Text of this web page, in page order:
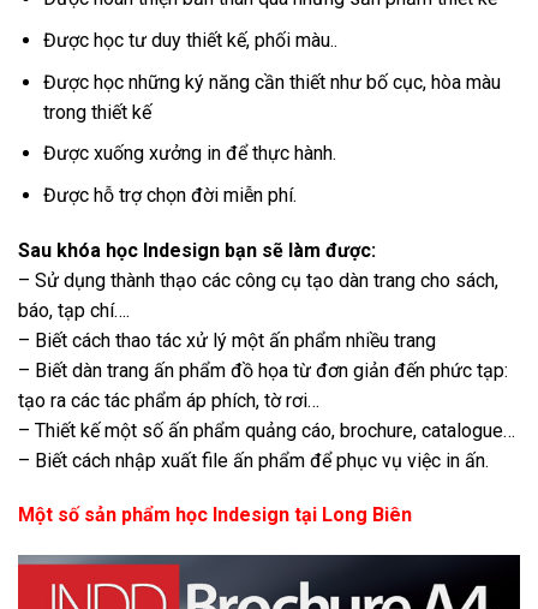
Được học tư duy thiết kế, phối màu..
Được học những ký năng cần thiết như bố cục, hòa màu
trong thiết kế
Được xuống xưởng in để thực hành.
Được hỗ trợ chọn đời miễn phí.
Sau khóa học Indesign bạn sẽ làm được:
– Sử dụng thành thạo các công cụ tạo dàn trang cho sách,
báo, tạp chí….
– Biết cách thao tác xử lý một ấn phẩm nhiều trang
– Biết dàn trang ấn phẩm đồ họa từ đơn giản đến phức tạp:
tạo ra các tác phẩm áp phích, tờ rơi…
– Thiết kế một số ấn phẩm quảng cáo, brochure, catalogue…
– Biết cách nhập xuất file ấn phẩm để phục vụ việc in ấn.
Một số sản phẩm học Indesign tại Long Biên